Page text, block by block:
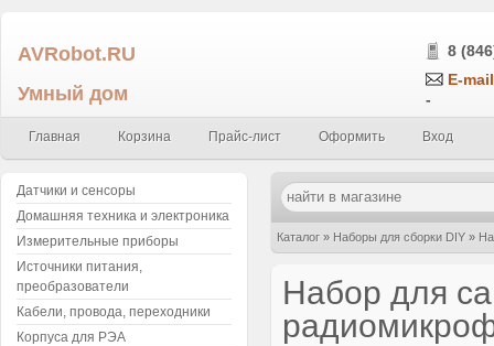
AVRobot.RU
Умный дом
8
E-
-
Главная Корзина Прайс-лист Оформить Вход
Каталог » Наборы для сборки DIY »
Набор для
Датчики и сенсоры
Домашняя техника и электроника
Измерительные приборы
Источники питания,
преобразователи
Кабели, провода, переходники
Корпуса для РЭА